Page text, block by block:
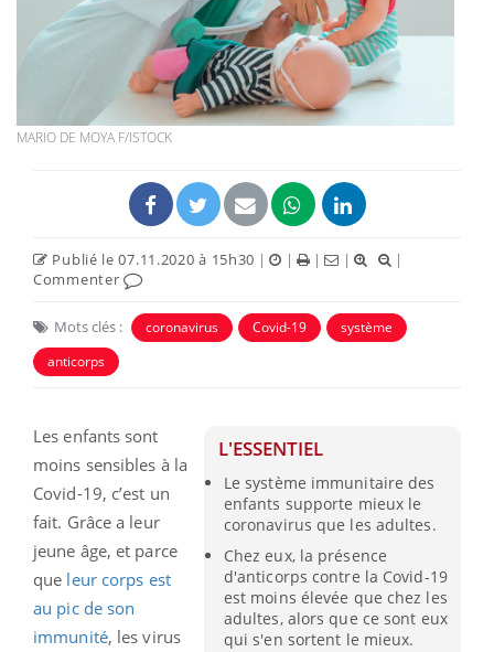
MARIO DE MOYA F/ISTOCK
Publié le 07.11.2020 à 15h30 | | | |
|
Commenter
Mots clés : coronavirus Covid-19
système
anticorps
L'ESSENTIEL
Le système immunitaire des
enfants supporte mieux le
coronavirus que les adultes.
Chez eux, la présence
d'anticorps contre la Covid-19
est moins élevée que chez les
adultes, alors que ce sont eux
qui s'en sortent le mieux.
Les enfants sont
moins sensibles à la
Covid-19, c’est un
fait. Grâce a leur
jeune âge, et parce
que leur corps est
au pic de son
immunité, les virus